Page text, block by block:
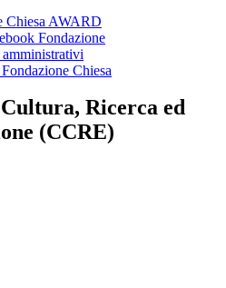
Chiesa AWARD
Fondazione
Chiesa
Cultura, Ricerca ed
(CCRE)